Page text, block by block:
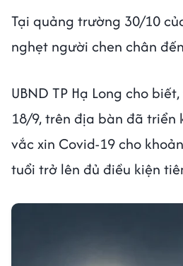
Tại quảng trường 30/10
nghẹt người chen chân
UBND TP Hạ Long cho
18/9, trên địa bàn đã triển
vắc xin Covid-19 cho
tuổi trở lên đủ điều kiện